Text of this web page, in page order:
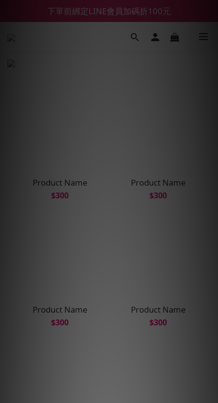
【鑽石熊/金熊新客首購限定】優惠搭車金
下單前綁定LINE會員加碼折100元
【55688商城】6 月年中慶滿額贈品發送延遲公告
Product Name
$300
Product Name
$300
Product Name
$300
Product Name
$300